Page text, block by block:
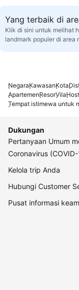
Yang terbaik di
Klik di sini untuk melihat
landmark populer di area
NegaraKawasanKota
ApartemenResorVila
Tempat istimewa untuk
Dukungan
Pertanyaan Umum
Coronavirus
Kelola trip Anda
Hubungi Customer
Pusat informasi